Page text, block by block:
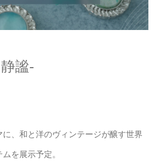
謐-
に、和と洋のヴィンテージが醸す世界
を展示予定。